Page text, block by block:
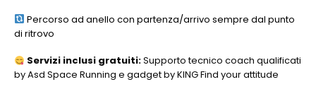
Percorso ad anello con partenza/arrivo sempre dal punto
di ritrovo
Servizi inclusi gratuiti:Supporto tecnico coach qualificati
by Asd Space Running e gadget by KING Find your attitude